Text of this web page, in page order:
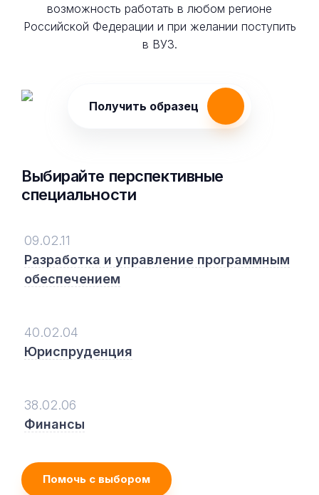
возможность работать в любом регионе
Российской Федерации и при желании поступить
в ВУЗ.
Получить образец
Выбирайте перспективные
специальности
09.02.11
Разработка и управление программным
обеспечением
40.02.04
Юриспруденция
38.02.06
Финансы
Помочь с выбором